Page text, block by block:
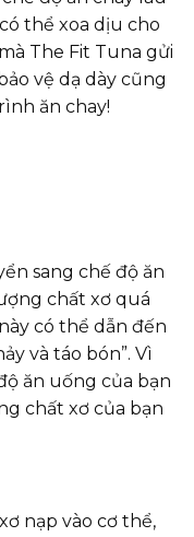
thể xoa dịu cho
The Fit Tuna gửi
vệ dạ dày cũng
ăn chay!
sang chế độ ăn
chất xơ quá
có thể dẫn đến
và táo bón”. Vì
ăn uống của bạn
chất xơ của bạn
nạp vào cơ thể,